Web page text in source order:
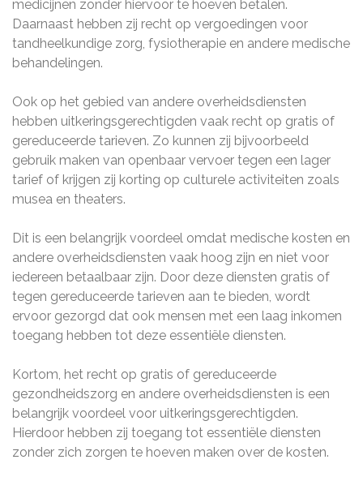
medicijnen zonder hiervoor te hoeven betalen.
Daarnaast hebben zij recht op vergoedingen voor
tandheelkundige zorg, fysiotherapie en andere medische
behandelingen.
Ook op het gebied van andere overheidsdiensten
hebben uitkeringsgerechtigden vaak recht op gratis of
gereduceerde tarieven. Zo kunnen zij bijvoorbeeld
gebruik maken van openbaar vervoer tegen een lager
tarief of krijgen zij korting op culturele activiteiten zoals
musea en theaters.
Dit is een belangrijk voordeel omdat medische kosten en
andere overheidsdiensten vaak hoog zijn en niet voor
iedereen betaalbaar zijn. Door deze diensten gratis of
tegen gereduceerde tarieven aan te bieden, wordt
ervoor gezorgd dat ook mensen met een laag inkomen
toegang hebben tot deze essentiële diensten.
Kortom, het recht op gratis of gereduceerde
gezondheidszorg en andere overheidsdiensten is een
belangrijk voordeel voor uitkeringsgerechtigden.
Hierdoor hebben zij toegang tot essentiële diensten
zonder zich zorgen te hoeven maken over de kosten.